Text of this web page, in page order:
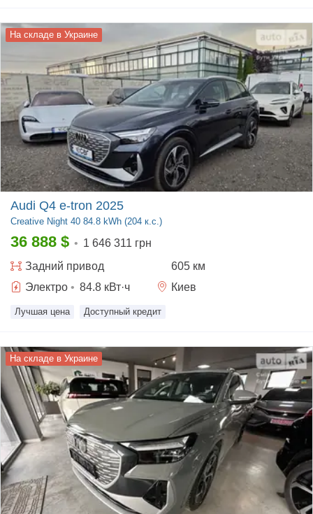
На складе в Украине
Audi Q4 e-tron 2025
Creative Night 40 84.8 kWh (204 к.с.)
36 888 $ • 1 646 311 грн
Задний привод
605 км
Электро • 84.8 кВт·ч Киев
Лучшая цена Доступный кредит
На складе в Украине